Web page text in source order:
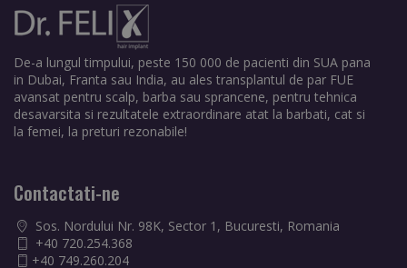
De-a lungul timpului, peste 150 000 de pacienti din SUA pana
in Dubai, Franta sau India, au ales transplantul de par FUE
avansat pentru scalp, barba sau sprancene, pentru tehnica
desavarsita si rezultatele extraordinare atat la barbati, cat si
la femei, la preturi rezonabile!
Contactati-ne
Sos. Nordului Nr. 98K, Sector 1, Bucuresti, Romania
+40 720.254.368
+40 749.260.204